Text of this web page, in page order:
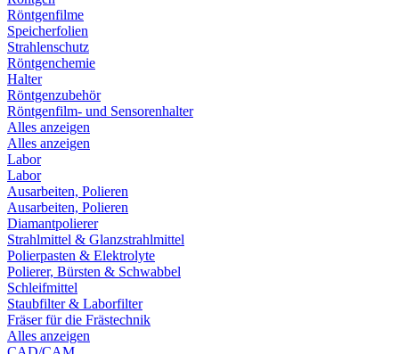
Röntgenfilme
Speicherfolien
Strahlenschutz
Röntgenchemie
Halter
Röntgenzubehör
Röntgenfilm- und Sensorenhalter
Alles anzeigen
Alles anzeigen
Labor
Labor
Ausarbeiten, Polieren
Ausarbeiten, Polieren
Diamantpolierer
Strahlmittel & Glanzstrahlmittel
Polierpasten & Elektrolyte
Polierer, Bürsten & Schwabbel
Schleifmittel
Staubfilter & Laborfilter
Fräser für die Frästechnik
Alles anzeigen